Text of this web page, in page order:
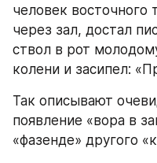
человек
через зал, достал
ствол в рот
колени и засипел:
Так описывают
появление «вора в
«фазенде» другого